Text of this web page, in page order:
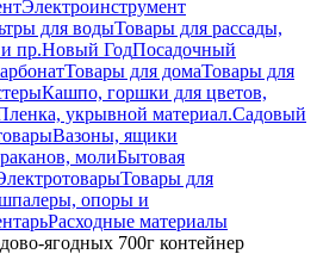
Электроинструмент
для водыТовары для рассады,
пр.Новый ГодПосадочный
Товары для домаТовары для
Кашпо, горшки для цветов,
укрывной материал.Садовый
Вазоны, ящики
молиБытовая
Товары для
опоры и
Расходные материалы
ягодных 700г контейнер